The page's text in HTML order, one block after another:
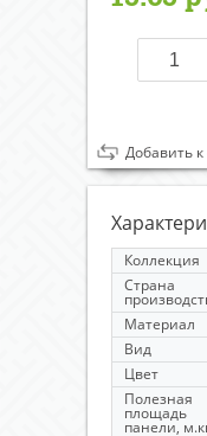
Добавить
Коллекция
Страна
Материал
Вид
Цвет
Полезная
площадь
панели,